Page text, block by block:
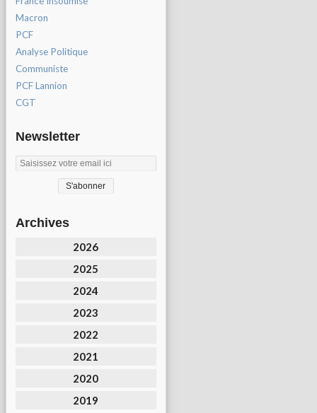
Macron
PCF
Analyse Politique
Communiste
PCF Lannion
CGT
Newsletter
Archives
2026
2025
2024
2023
2022
2021
2020
2019